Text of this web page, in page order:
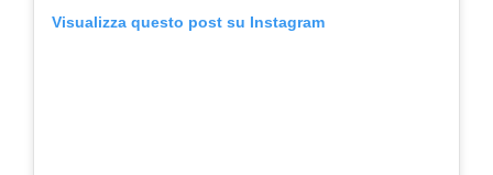
Visualizza questo post su Instagram